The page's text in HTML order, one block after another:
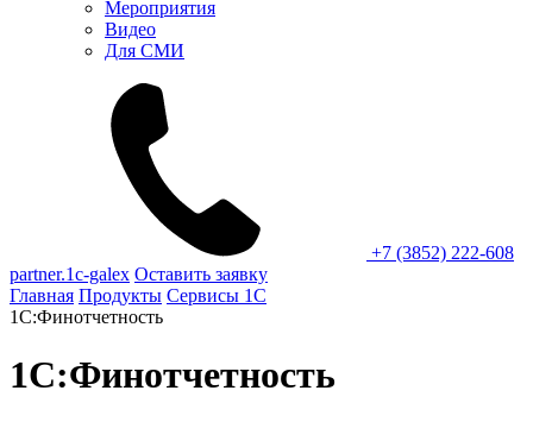
Мероприятия
Видео
Для СМИ
+7 (3852) 222-608
partner.1c-galex Оставить заявку
Главная Продукты Сервисы 1С
1С:Финотчетность
1С:Финотчетность